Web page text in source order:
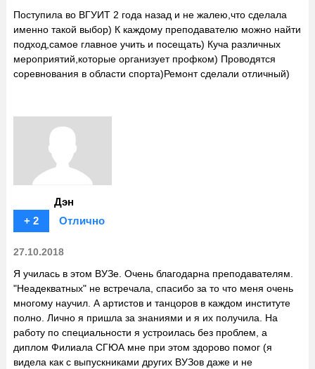
Поступила во ВГУИТ 2 года назад и не жалею,что сделала
именно такой выбор) К каждому преподавателю можно найти
подход,самое главное учить и посещать) Куча различных
мероприятий,которые организует профком) Проводятся
соревнования в области спорта)Ремонт сделали отличный)
Дэн
+ 2
Отлично
27.10.2018
Я училась в этом ВУЗе. Очень благодарна преподавателям.
"Неадекватных" не встречала, спасибо за то что меня очень
многому научил. А артистов и танцоров в каждом институте
полно. Лично я пришла за знаниями и я их получила. На
работу по специальности я устроилась без проблем, а
диплом Филиала СГЮА мне при этом здорово помог (я
видела как с выпускниками других ВУЗов даже и не